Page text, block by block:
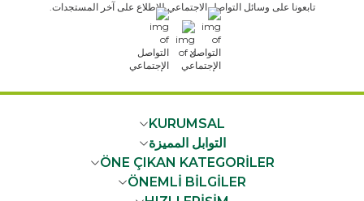
تابعونا على وسائل التواصل الاجتماعي للاطلاع على آخر المستجدات.
x
KURUMSAL
التوابل المميزة
ÖNE ÇIKAN KATEGORİLER
ÖNEMLİ BİLGİLER